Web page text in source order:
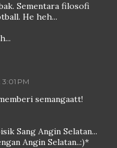
Sementara filosofi
He heh...
PM
semangaatt!
Sang Angin Selatan...
Angin Selatan..:)*